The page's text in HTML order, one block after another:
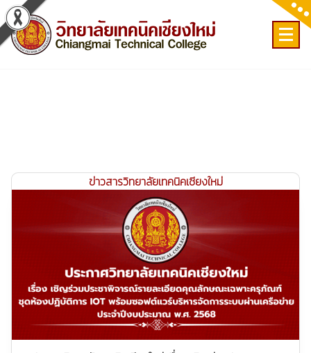
Skip
to
content
ข่าวสารวิทยาลัยเทคนิคเชียงใหม่